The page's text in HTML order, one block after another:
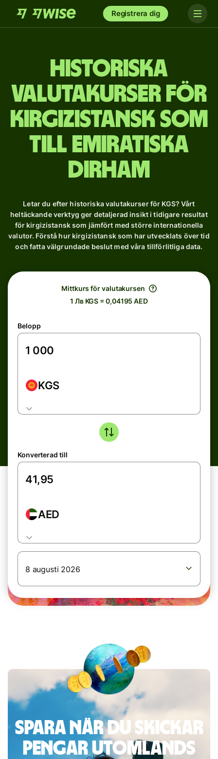
Registrera dig
Historiska
valutakurser för
kirgizistansk som
till emiratiska
dirham
Letar du efter historiska valutakurser för KGS? Vårt
heltäckande verktyg ger detaljerad insikt i tidigare resultat
för kirgizistansk som jämfört med större internationella
valutor. Förstå hur kirgizistansk som har utvecklats över tid
och fatta välgrundade beslut med våra tillförlitliga data.
Mittkurs för valutakursen
1 Лв KGS = 0,04195 AED
Belopp
KGS
Konverterad till
AED
8 augusti 2026
Spara när du skickar
pengar utomlands